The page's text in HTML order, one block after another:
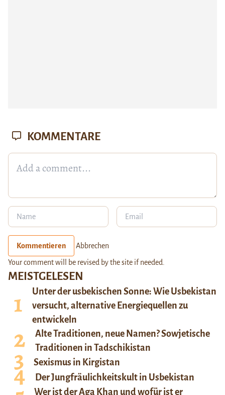
MEISTGELESEN
Unter der usbekischen Sonne: Wie Usbekistan
versucht, alternative Energiequellen zu
entwickeln
Alte Traditionen, neue Namen? Sowjetische
Traditionen in Tadschikistan
Sexismus in Kirgistan
Der Jungfräulichkeitskult in Usbekistan
Wer ist der Aga Khan und wofür ist er
KOMMENTARE
Kommentieren Abbrechen
Your comment will be revised by the site if needed.